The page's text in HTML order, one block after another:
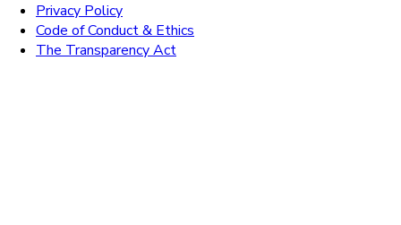
Privacy Policy
Code of Conduct & Ethics
The Transparency Act